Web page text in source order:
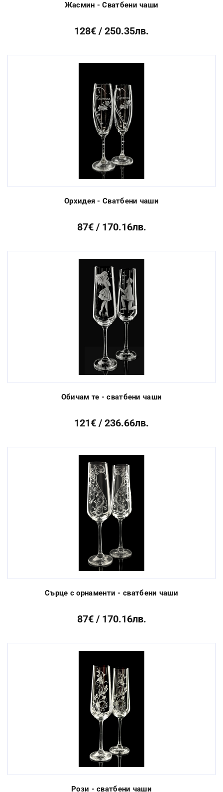
Жасмин - Сватбени чаши
128€ / 250.35лв.
Орхидея - Сватбени чаши
87€ / 170.16лв.
Обичам те - сватбени чаши
121€ / 236.66лв.
Сърце с орнаменти - сватбени чаши
87€ / 170.16лв.
Рози - сватбени чаши